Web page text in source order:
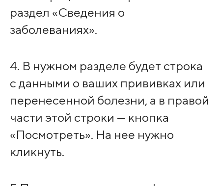
раздел «Сведения о
заболеваниях».
4. В нужном разделе будет строка
с данными о ваших прививках или
перенесенной болезни, а в правой
части этой строки — кнопка
«Посмотреть». На нее нужно
кликнуть.